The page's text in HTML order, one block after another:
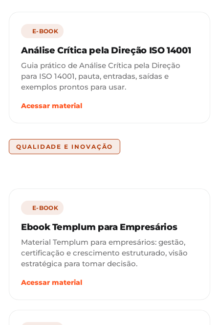
E-BOOK
Análise Crítica pela Direção ISO 14001
Guia prático de Análise Crítica pela Direção
para ISO 14001, pauta, entradas, saídas e
exemplos prontos para usar.
Acessar material
QUALIDADE E INOVAÇÃO
E-BOOK
Ebook Templum para Empresários
Material Templum para empresários: gestão,
certificação e crescimento estruturado, visão
estratégica para tomar decisão.
Acessar material